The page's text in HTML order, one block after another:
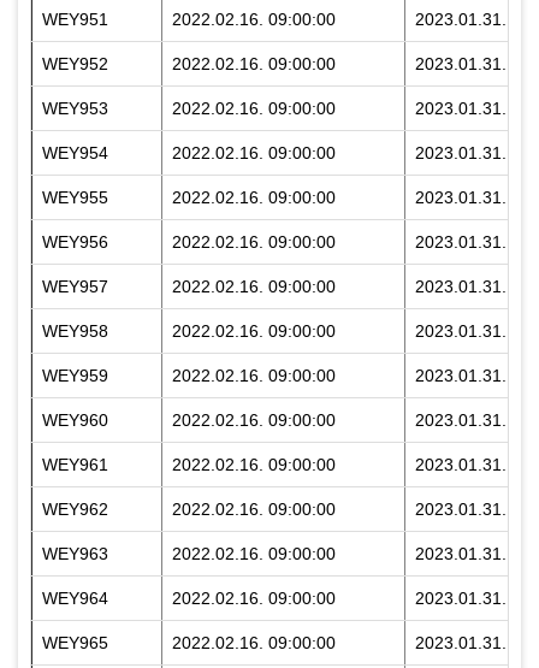
WEY951 2022.02.16. 09:00:00 2023.01.31.
WEY952 2022.02.16. 09:00:00 2023.01.31.
WEY953 2022.02.16. 09:00:00 2023.01.31.
WEY954 2022.02.16. 09:00:00 2023.01.31.
WEY955 2022.02.16. 09:00:00 2023.01.31.
WEY956 2022.02.16. 09:00:00 2023.01.31.
WEY957 2022.02.16. 09:00:00 2023.01.31.
WEY958 2022.02.16. 09:00:00 2023.01.31.
WEY959 2022.02.16. 09:00:00 2023.01.31.
WEY960 2022.02.16. 09:00:00 2023.01.31.
WEY961 2022.02.16. 09:00:00 2023.01.31.
WEY962 2022.02.16. 09:00:00 2023.01.31.
WEY963 2022.02.16. 09:00:00 2023.01.31.
WEY964 2022.02.16. 09:00:00 2023.01.31.
WEY965 2022.02.16. 09:00:00 2023.01.31.